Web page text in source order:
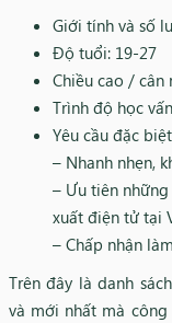
Giới tính và số
Độ tuổi: 19-27
Chiều cao / cân
Trình độ học
Yêu cầu đặc
– Nhanh nhẹn,
– Ưu tiên
xuất điện tử tại
– Chấp nhận
Trên đây là danh
và mới nhất mà